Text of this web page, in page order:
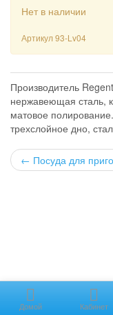
Нет в наличии
Артикул93-Lv04
Производитель
нержавеющая сталь,
матовое
трехслойное дно,
← Посуда для
Домой Кабинет